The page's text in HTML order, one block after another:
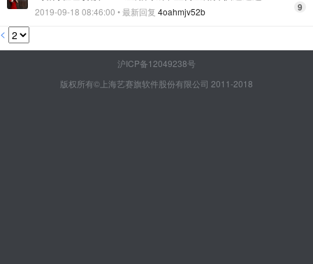
2019-09-18 08:46:00 • 最新回复 4oahmjv52b 9
<
沪ICP备12049238号
版权所有©上海艺赛旗软件股份有限公司 2011-2018